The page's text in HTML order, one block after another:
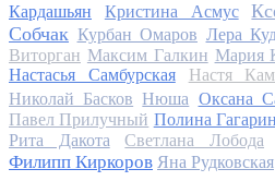
Кардашьян
Кристина Асмус
Собчак Курбан Омаров Лера
Виторган Максим Галкин Мария
Настасья Самбурская
Настя
Николай Басков Нюша Оксана
Павел Прилучный Полина
Рита Дакота
Светлана Лобода
Филипп Киркоров Яна Рудковская